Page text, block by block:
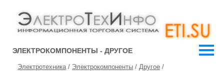
ЭЛЕКТРОКОМПОНЕНТЫ - ДРУГОЕ
Электротехника/ Электрокомпоненты / Другое /